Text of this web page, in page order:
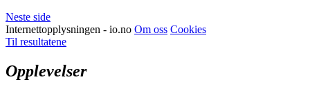
Neste side
Internettopplysningen - io.no Om oss Cookies
Til resultatene
Opplevelser